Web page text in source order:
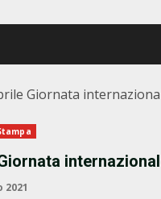
Giornata
2021